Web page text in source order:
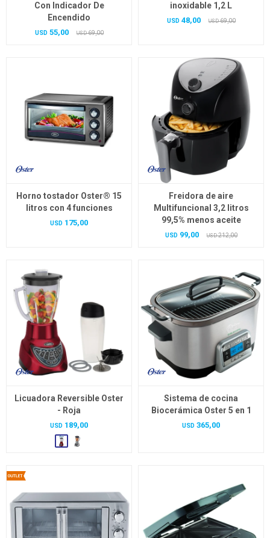
Con Indicador De
Encendido
USD 55,00 USD 69,00
inoxidable 1,2 L
USD 48,00 USD 69,00
Horno tostador Oster® 15
litros con 4 funciones
USD 175,00
Freidora de aire
Multifuncional 3,2 litros
99,5% menos aceite
USD 99,00 USD 212,00
Licuadora Reversible Oster
- Roja
USD 189,00
Sistema de cocina
Biocerámica Oster 5 en 1
USD 365,00